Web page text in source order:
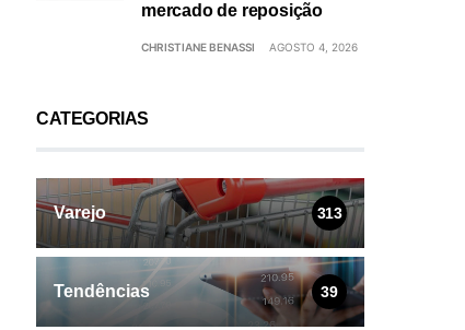
mercado de reposição
CHRISTIANE BENASSI AGOSTO 4, 2026
CATEGORIAS
Varejo 313
Tendências 39